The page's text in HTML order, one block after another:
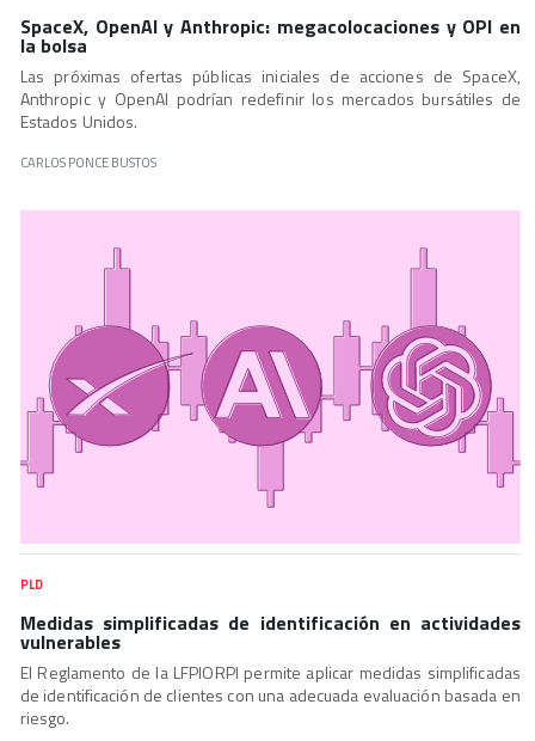
SpaceX, OpenAI y Anthropic: megacolocaciones y OPI en
la bolsa
Las próximas ofertas públicas iniciales de acciones de SpaceX,
Anthropic y OpenAI podrían redefinir los mercados bursátiles de
Estados Unidos.
CARLOS PONCE BUSTOS
PLD
Medidas simplificadas de identificación en actividades
vulnerables
El Reglamento de la LFPIORPI permite aplicar medidas simplificadas
de identificación de clientes con una adecuada evaluación basada en
riesgo.